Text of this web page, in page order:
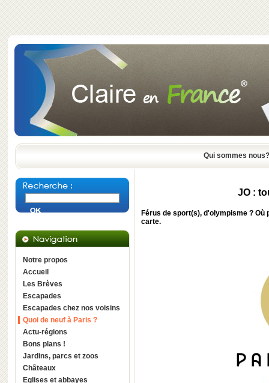
Qui sommes nous?
Notre propos
Accueil
Les Brèves
Escapades
Escapades chez nos voisins
Quoi de neuf à Paris ?
Actu-régions
Bons plans !
Jardins, parcs et zoos
Châteaux
Eglises et abbayes
JO :
Férus de sport(s), d'olympisme ? Où
carte.